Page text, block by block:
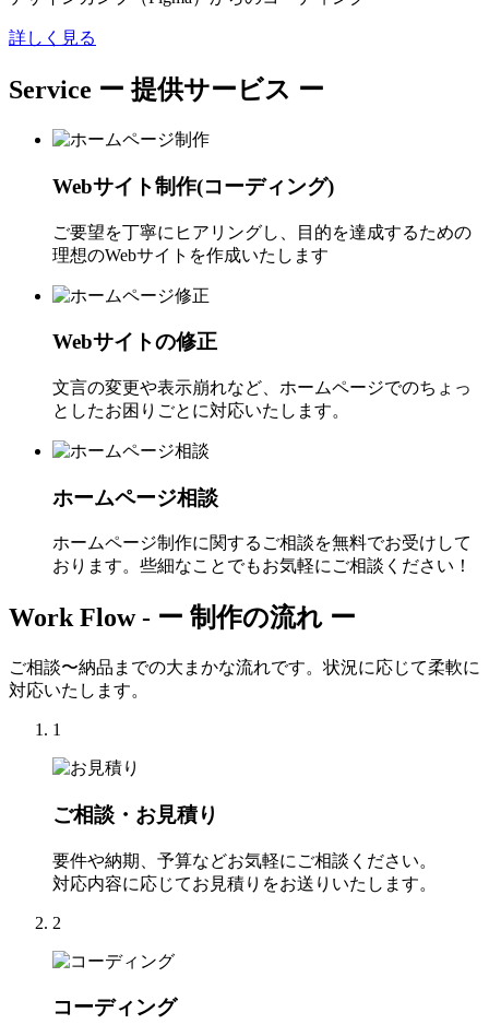
詳しく見る
Service ー 提供サービス ー
Webサイト制作(コーディング)
ご要望を丁寧にヒアリングし、目的を達成するための
理想のWebサイトを作成いたします
Webサイトの修正
文言の変更や表示崩れなど、ホームページでのちょっ
としたお困りごとに対応いたします。
ホームページ相談
ホームページ制作に関するご相談を無料でお受けして
おります。些細なことでもお気軽にご相談ください！
Work Flow - ー 制作の流れ ー
ご相談〜納品までの大まかな流れです。状況に応じて柔軟に
対応いたします。
1
ご相談・お見積り
要件や納期、予算などお気軽にご相談ください。
対応内容に応じてお見積りをお送りいたします。
2
コーディング